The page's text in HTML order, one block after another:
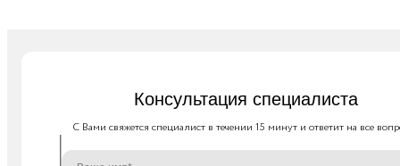
Консультация специалиста
C Вами свяжется специалист в течении 15 минут и ответит на все